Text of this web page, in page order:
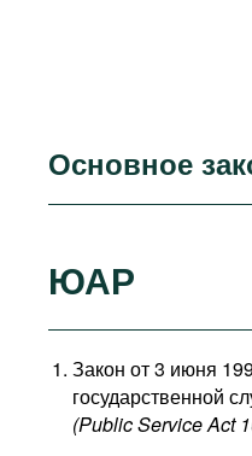
Основное
ЮАР
Закон от 3 июня
государственной
(Public Service Act